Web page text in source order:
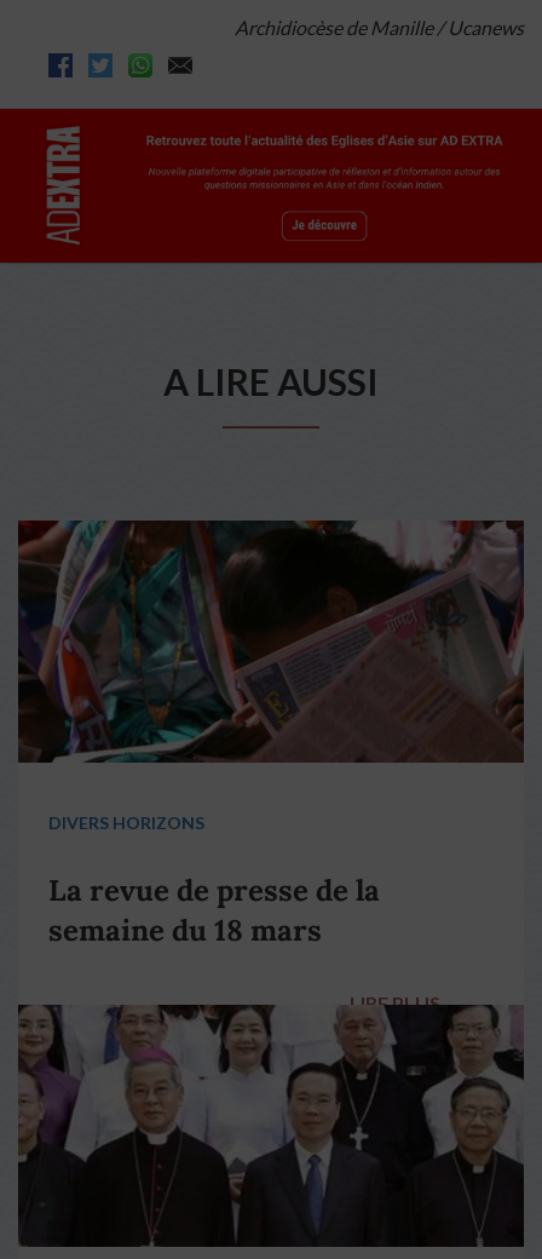
Archidiocèse de Manille / Ucanews
A LIRE AUSSI
DIVERS HORIZONS
La revue de presse de la
semaine du 18 mars
LIRE PLUS →